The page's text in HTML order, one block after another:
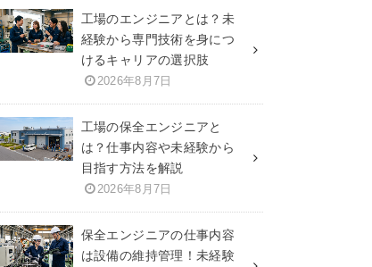
工場のエンジニアとは？未
経験から専門技術を身につ
けるキャリアの選択肢
2026年8月7日
工場の保全エンジニアと
は？仕事内容や未経験から
目指す方法を解説
2026年8月7日
保全エンジニアの仕事内容
は設備の維持管理！未経験